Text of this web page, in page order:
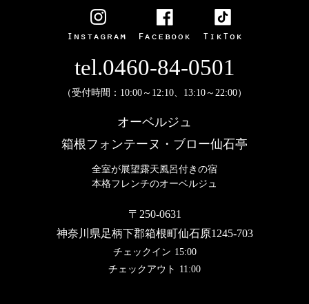
tel.0460-84-0501
（受付時間：10:00～12:10、13:10～22:00）
オーベルジュ
箱根フォンテーヌ・ブロー仙石亭
全室が展望露天風呂付きの宿
本格フレンチのオーベルジュ
〒250-0631
神奈川県足柄下郡箱根町仙石原1245-703
チェックイン 15:00
チェックアウト 11:00